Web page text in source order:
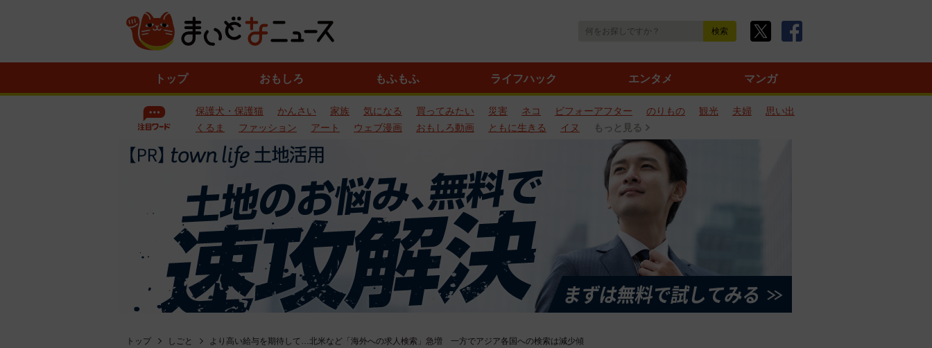
トップ おもしろ もふもふ ライフハック エンタメ マンガ
保護犬・保護猫 かんさい 家族 気になる 買ってみたい 災害 ネコ ビフォーアフター のりもの 観光 夫婦
思い出
くるま
ファッション アート ウェブ漫画 おもしろ動画 ともに生きる イヌ もっと見る
トップ しごと より高い給与を期待して…北米など「海外への求人検索」急増 一方でアジア各国への検索は減少傾